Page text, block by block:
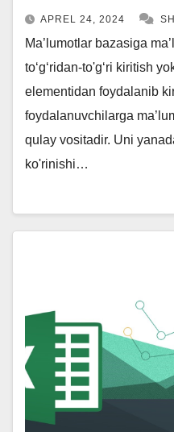
APREL 24, 2024
Ma’lumotlar bazasiga
to‘g‘ridan-to'g‘ri kiritish
elementidan foydalanib
foydalanuvchilarga
qulay vositadir. Uni
ko'rinishi…